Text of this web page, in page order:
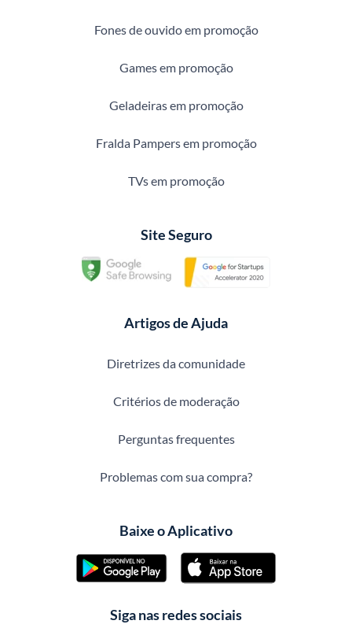
Fones de ouvido em promoção
Games em promoção
Geladeiras em promoção
Fralda Pampers em promoção
TVs em promoção
Site Seguro
Artigos de Ajuda
Diretrizes da comunidade
Critérios de moderação
Perguntas frequentes
Problemas com sua compra?
Baixe o Aplicativo
Siga nas redes sociais